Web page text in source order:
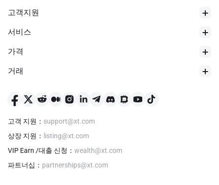
고객지원
서비스
가격
거래
고객 지원 ： support@xt.com
상장 지원 ：
listing@xt.com
VIP Earn /대출 신청 ： wealth@xt.com
파트너십 ： partnerships@xt.com